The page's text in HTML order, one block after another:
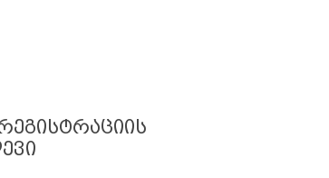
ᲠᲔᲒᲘᲡᲢᲠᲐᲪᲘᲘᲡ